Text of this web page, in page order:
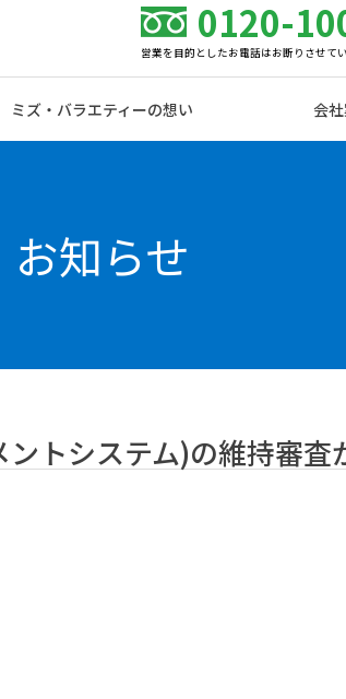
0120-
営業を目的としたお電話はお断りさせて
ミズ・バラエティーの想い 会
お知らせ
トシステム)の維持審査